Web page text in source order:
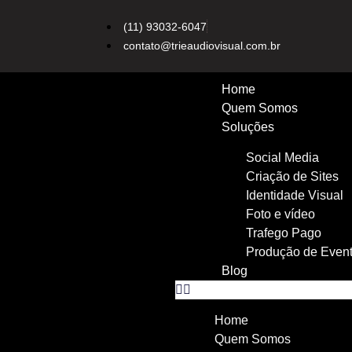
(11) 93032-6047
contato@trieaudiovisual.com.br
Home
Quem Somos
Soluções
Social Media
Criação de Sites
Identidade Visual
Foto e vídeo
Trafego Pago
Produção de
Blog
Home
Quem Somos